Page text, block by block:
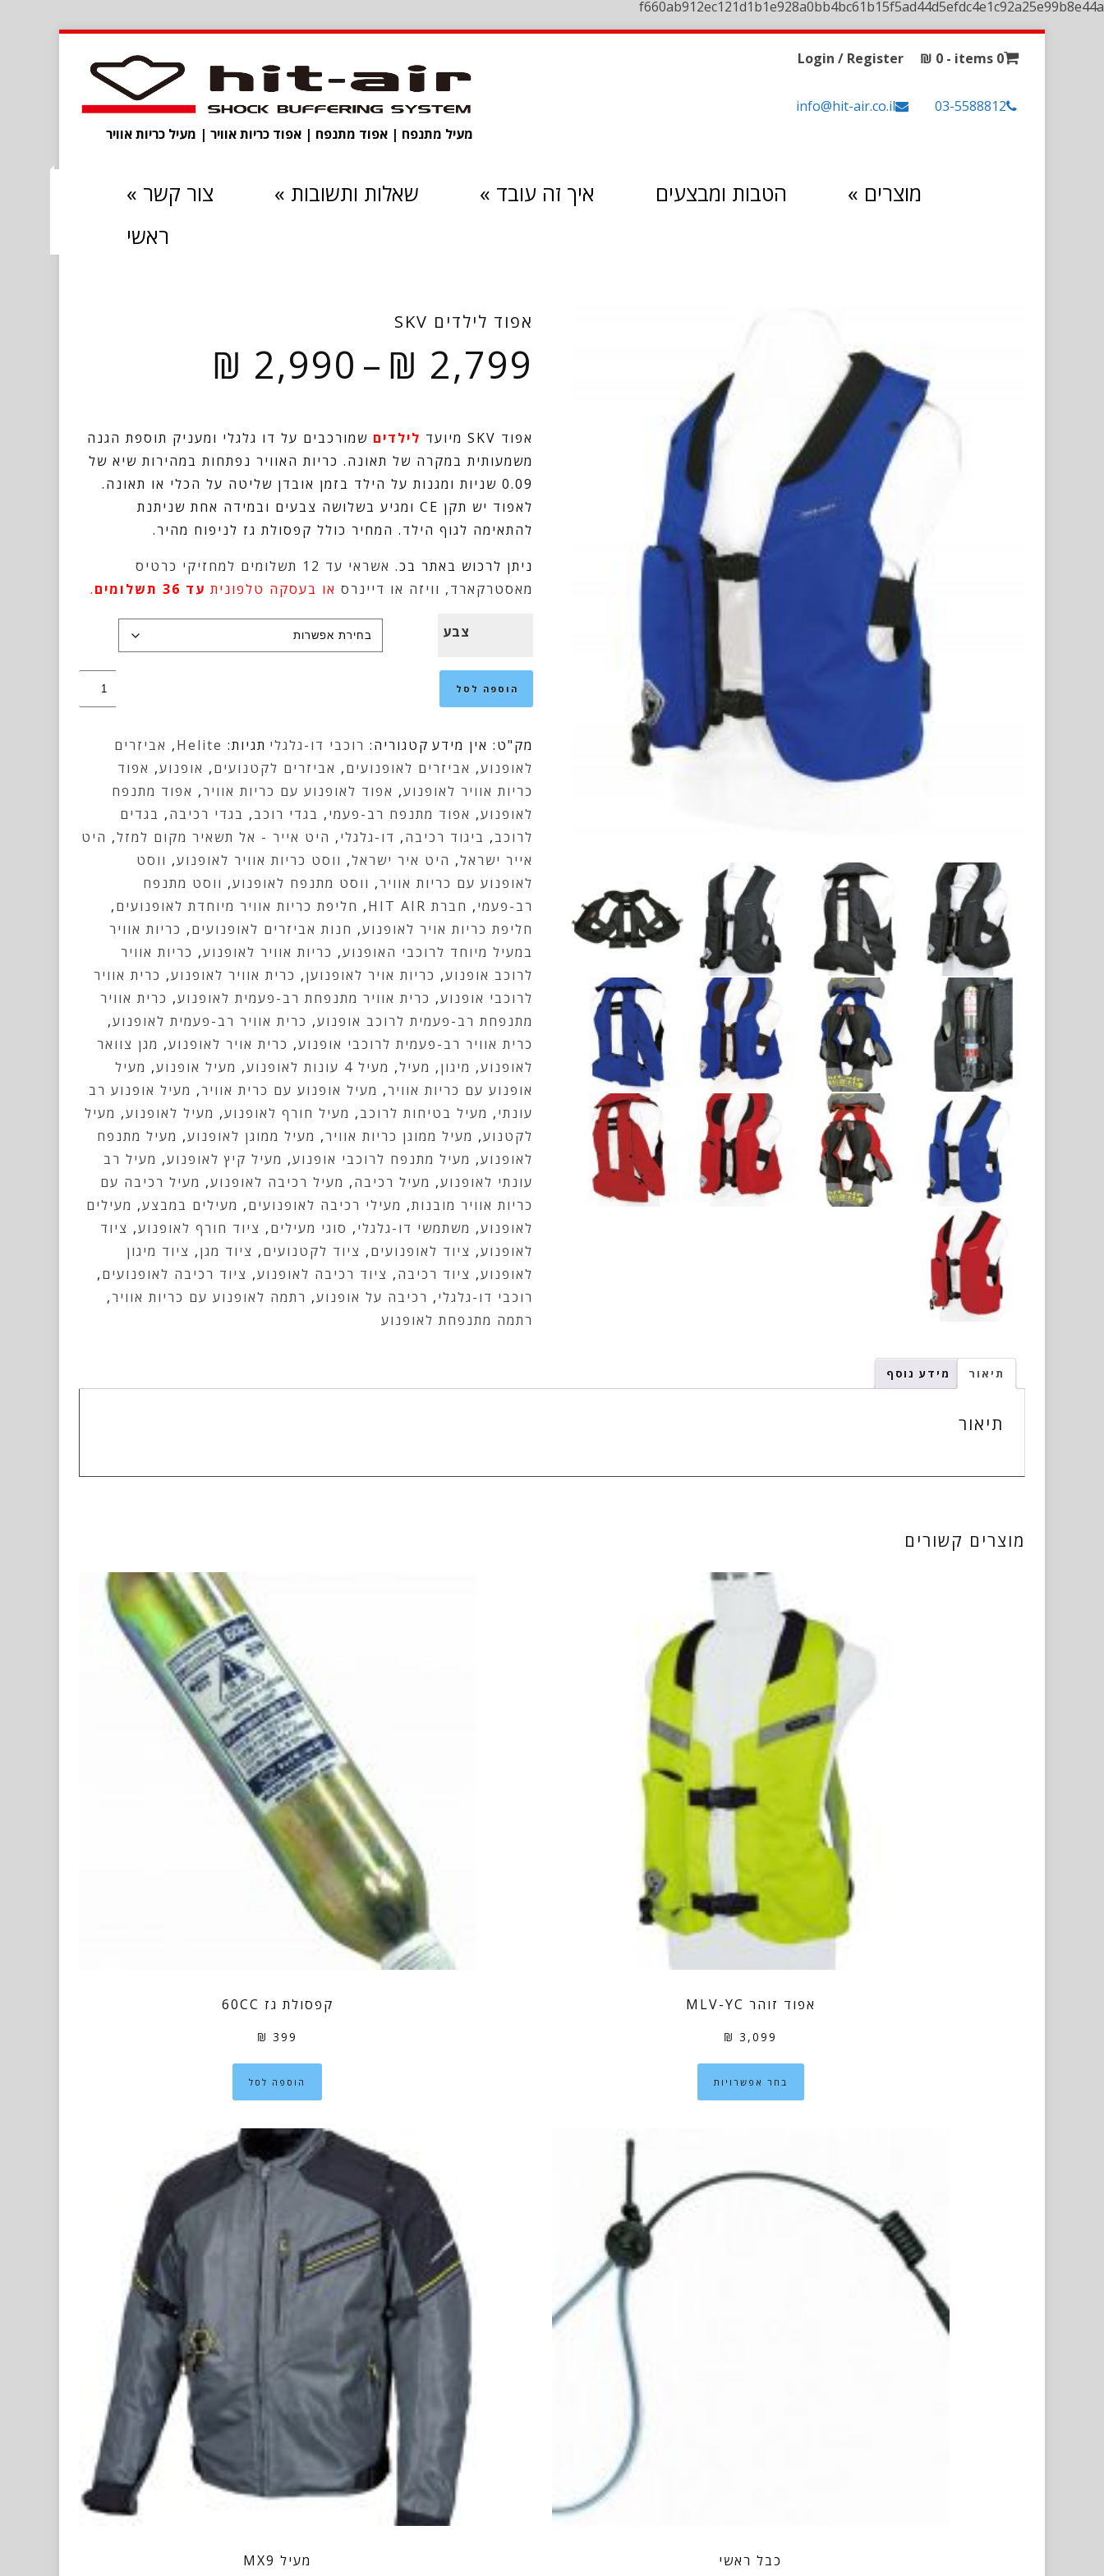
f660ab912ec121d1b1e928a0bb4bc61b15f5ad44d5efdc4e1c92a25e99b8e44a
מעיל מתנפח | אפוד מתנפח | אפוד כריות אוויר | מעיל כריות אוויר
0 items -
₪ 0
Login / Register
03-5588812
info@hit-air.co.il
צור קשר » שאלות ותשובות » איך זה עובד » הטבות ומבצעים מוצרים »
ראשי
אפוד לילדים SKV
₪ 2,799
–
₪ 2,990
עד⁦₪ 2,990⁩ אפוד SKV מיועד לילדים שמורכבים על דו גלגלי ומעניק תוספת הגנה
משמעותית במקרה של תאונה. כריות האוויר נפתחות במהירות שיא של
0.09 שניות ומגנות על הילד בזמן אובדן שליטה על הכלי או תאונה.
לאפוד יש תקן CE ומגיע בשלושה צבעים ובמידה אחת שניתנת
להתאימה לגוף הילד. המחיר כולל קפסולת גז לניפוח מהיר.
ניתן לרכוש באתר בכ. אשראי
עד 12 תשלומים למחזיקי כרטיס
מאסטרקארד, וויזה או דיינרס או בעסקה טלפונית עד 36 תשלומים .
צבע
לילדים
SKV
הוספה לסל
מק"ט: אין מידע קטגוריה: רוכבי דו-גלגלי תגיות: Helite
, אביזרים
לאופנוע, אביזרים לאופנועים, אביזרים לקטנועים, אופנוע, אפוד
כריות אוויר לאופנוע, אפוד לאופנוע עם כריות אוויר, אפוד מתנפח
לאופנוע, אפוד מתנפח רב-פעמי, בגדי רוכב, בגדי רכיבה, בגדים
לרוכב, ביגוד רכיבה, דו-גלגלי, היט אייר - אל תשאיר מקום למזל, היט
אייר ישראל, היט איר ישראל, ווסט כריות אוויר לאופנוע, ווסט
לאופנוע עם כריות אוויר, ווסט מתנפח לאופנוע, ווסט מתנפח
רב-פעמי, חברת HIT AIR , חליפת כריות אוויר מיוחדת לאופנועים,
חליפת כריות אויר לאופנוע, חנות אביזרים לאופנועים, כריות אוויר
במעיל מיוחד לרוכבי האופנוע, כריות אוויר לאופנוע, כריות אוויר
לרוכב אופנוע, כריות אויר לאופנוען, כרית אוויר לאופנוע, כרית אוויר
לרוכבי אופנוע, כרית אוויר מתנפחת רב-פעמית לאופנוע, כרית אוויר
מתנפחת רב-פעמית לרוכב אופנוע, כרית אוויר רב-פעמית לאופנוע,
כרית אוויר רב-פעמית לרוכבי אופנוע, כרית אויר לאופנוע, מגן צוואר
לאופנוע, מיגון, מעיל, מעיל 4 עונות לאופנוע , מעיל אופנוע, מעיל
אופנוע עם כריות אוויר, מעיל אופנוע עם כרית אוויר, מעיל אופנוע רב
עונתי, מעיל בטיחות לרוכב, מעיל חורף לאופנוע, מעיל לאופנוע, מעיל
לקטנוע, מעיל ממוגן כריות אוויר, מעיל ממוגן לאופנוע, מעיל מתנפח
לאופנוע, מעיל מתנפח לרוכבי אופנוע, מעיל קיץ לאופנוע, מעיל רב
עונתי לאופנוע, מעיל רכיבה, מעיל רכיבה לאופנוע, מעיל רכיבה עם
כריות אוויר מובנות, מעילי רכיבה לאופנועים, מעילים במבצע, מעילים
לאופנוע, משתמשי דו-גלגלי, סוגי מעילים, ציוד חורף לאופנוע, ציוד
לאופנוע, ציוד לאופנועים, ציוד לקטנועים, ציוד מגן, ציוד מיגון
לאופנוע, ציוד רכיבה, ציוד רכיבה לאופנוע, ציוד רכיבה לאופנועים,
רוכבי דו-גלגלי, רכיבה על אופנוע, רתמה לאופנוע עם כריות אוויר,
רתמה מתנפחת לאופנוע
תיאור מידע נוסף
תיאור
מוצרים קשורים
אפוד זוהר MLV-YC
₪ 3,099
בחר אפשרויות
למוצר
ניתן
לבחור
האפשרויות
קפסולת גז 60CC
₪ 399
הוספה לסל
כבל ראשי מעיל MX9